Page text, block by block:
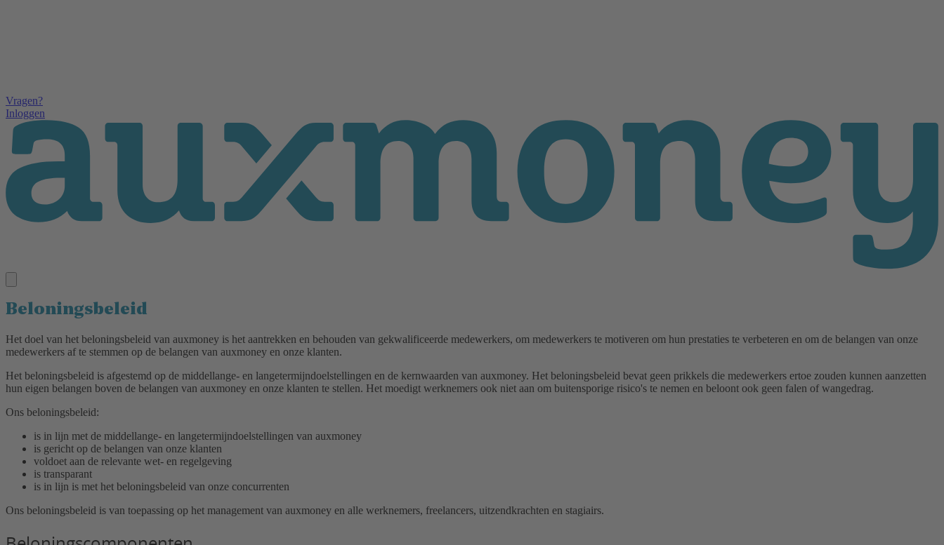
Vragen?
Inloggen
Beloningsbeleid
Het doel van het beloningsbeleid van auxmoney is het aantrekken en behouden van gekwalificeerde medewerkers, om medewerkers te motiveren om hun prestaties te verbeteren en om de belangen van onze
medewerkers af te stemmen op de belangen van auxmoney en onze klanten.
Het beloningsbeleid is afgestemd op de middellange- en langetermijndoelstellingen en de kernwaarden van auxmoney. Het beloningsbeleid bevat geen prikkels die medewerkers ertoe zouden kunnen aanzetten
hun eigen belangen boven de belangen van auxmoney en onze klanten te stellen. Het moedigt werknemers ook niet aan om buitensporige risico's te nemen en beloont ook geen falen of wangedrag.
Ons beloningsbeleid:
is in lijn met de middellange- en langetermijndoelstellingen van auxmoney
is gericht op de belangen van onze klanten
voldoet aan de relevante wet- en regelgeving
is transparant
is in lijn is met het beloningsbeleid van onze concurrenten
Ons beloningsbeleid is van toepassing op het management van auxmoney en alle werknemers, freelancers, uitzendkrachten en stagiairs.